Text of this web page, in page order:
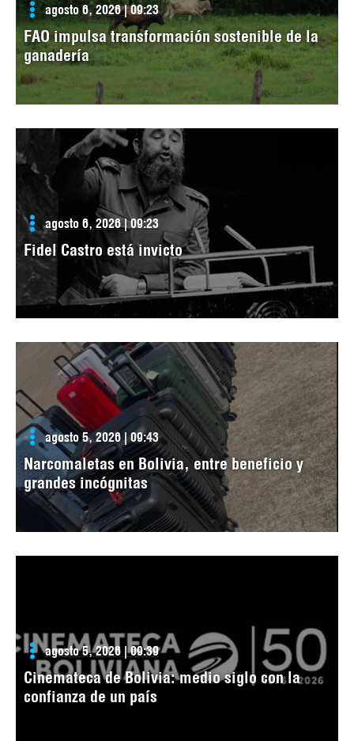
agosto 6, 2026 | 09:23
FAO impulsa transformación sostenible de la
ganadería
agosto 6, 2026 | 09:23
Fidel Castro está invicto
agosto 5, 2026 | 09:43
Narcomaletas en Bolivia, entre beneficio y
grandes incógnitas
agosto 5, 2026 | 09:39
Cinemateca de Bolivia: medio siglo con la
confianza de un país